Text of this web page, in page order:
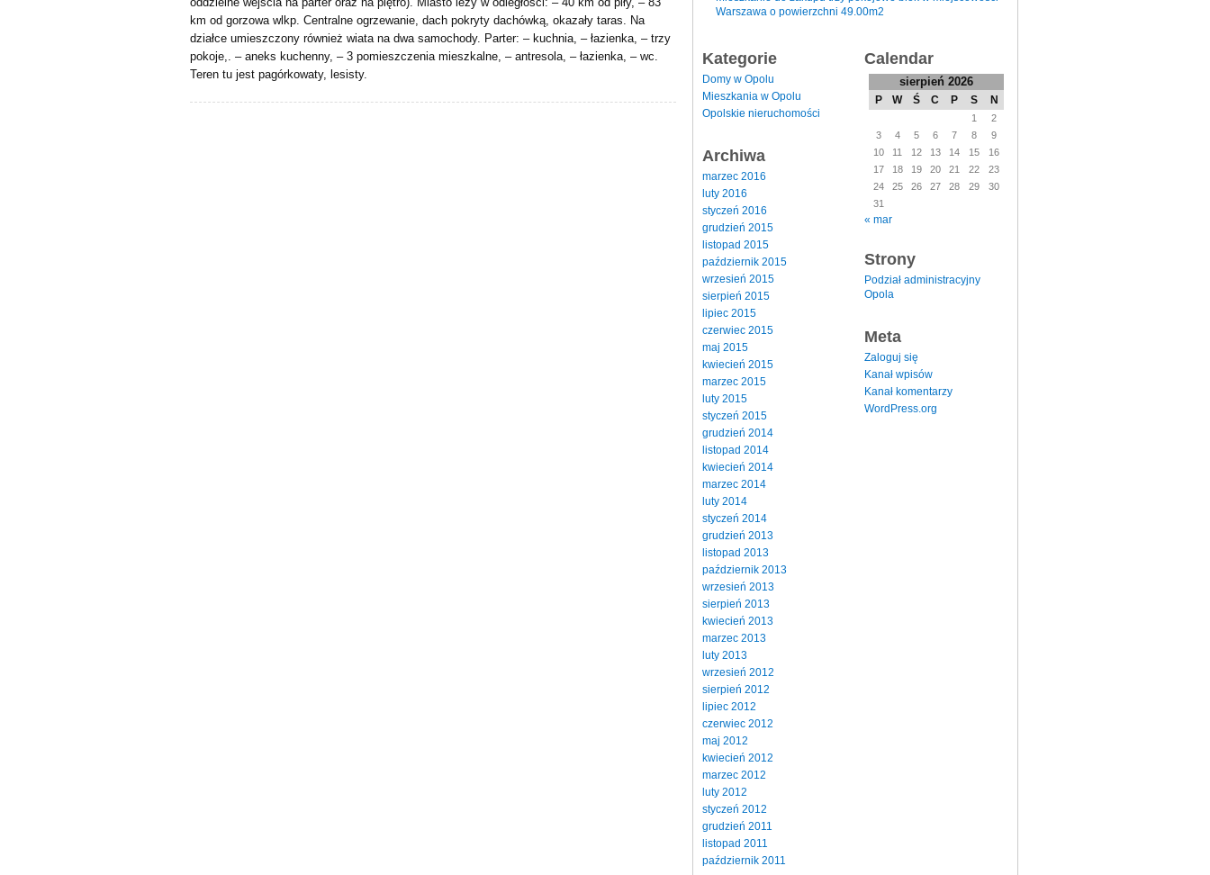
km od gorzowa wlkp. Centralne ogrzewanie, dach pokryty dachówką, okazały taras. Na
działce umieszczony również wiata na dwa samochody. Parter: – kuchnia, – łazienka, – trzy
pokoje,. – aneks kuchenny, – 3 pomieszczenia mieszkalne, – antresola, – łazienka, – wc.
Teren tu jest pagórkowaty, lesisty.
Warszawa o powierzchni 49.00m2
Kategorie
Domy w Opolu
Mieszkania w Opolu
Opolskie nieruchomości
Archiwa
marzec 2016
luty 2016
styczeń 2016
grudzień 2015
listopad 2015
październik 2015
wrzesień 2015
sierpień 2015
lipiec 2015
czerwiec 2015
maj 2015
kwiecień 2015
marzec 2015
luty 2015
styczeń 2015
grudzień 2014
listopad 2014
kwiecień 2014
marzec 2014
luty 2014
styczeń 2014
grudzień 2013
listopad 2013
październik 2013
wrzesień 2013
sierpień 2013
kwiecień 2013
marzec 2013
luty 2013
wrzesień 2012
sierpień 2012
lipiec 2012
czerwiec 2012
maj 2012
kwiecień 2012
marzec 2012
luty 2012
styczeń 2012
grudzień 2011
listopad 2011
październik 2011
Calendar
sierpień 2026
P W Ś C P S N
1
2
3
4 5 6 7 8
9
10
11 12 13 14 15
16
17
18 19 20 21 22
23
24
25 26 27 28 29
30
31
« mar
Strony
Podział administracyjny
Opola
Meta
Zaloguj się
Kanał wpisów
Kanał komentarzy
WordPress.org